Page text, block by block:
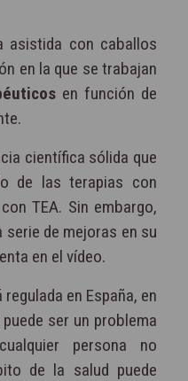
asistida con caballos
en la que se trabajan
en función de
científica sólida que
de las terapias con
TEA. Sin embargo,
serie de mejoras en su
en el vídeo.
en España, en
ser un problema
persona no
de la salud puede